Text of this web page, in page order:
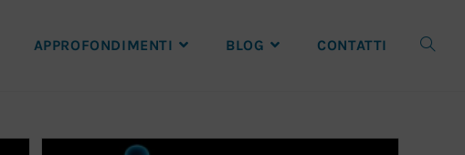
APPROFONDIMENTI BLOG CONTATTI